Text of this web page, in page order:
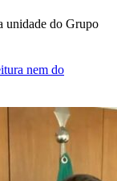
unidade do Grupo
nem do